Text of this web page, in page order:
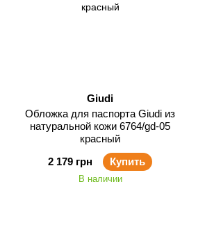
Giudi
Обложка для паспорта Giudi из
натуральной кожи 6764/gd-05
красный
2 179 грн
Купить
В наличии